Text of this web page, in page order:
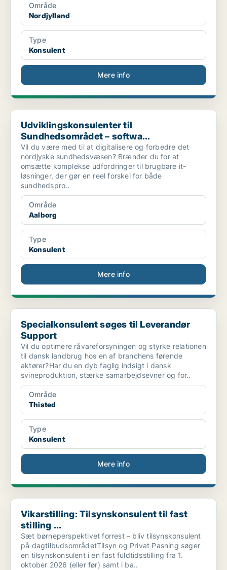
Område
Nordjylland
Type
Konsulent
Mere info
Udviklingskonsulenter til Sundhedsområdet – softwa...
Udviklingskonsulenter til
Sundhedsområdet – softwa...
Vil du være med til at digitalisere og forbedre det
nordjyske sundhedsvæsen? Brænder du for at
omsætte komplekse udfordringer til brugbare it-
løsninger, der gør en reel forskel for både
sundhedspro..
Område
Aalborg
Type
Konsulent
Mere info
Specialkonsulent søges til Leverandør Support
Specialkonsulent søges til Leverandør
Support
Vil du optimere råvareforsyningen og styrke relationen
til dansk landbrug hos en af branchens førende
aktører?Har du en dyb faglig indsigt i dansk
svineproduktion, stærke samarbejdsevner og for..
Område
Thisted
Type
Konsulent
Mere info
Vikarstilling: Tilsynskonsulent til fast stilling ...
Vikarstilling: Tilsynskonsulent til fast
stilling ...
Sæt børneperspektivet forrest – bliv tilsynskonsulent
på dagtilbudsområdetTilsyn og Privat Pasning søger
en tilsynskonsulent i en fast fuldtidsstilling fra 1.
oktober 2026 (eller før) samt i ba..